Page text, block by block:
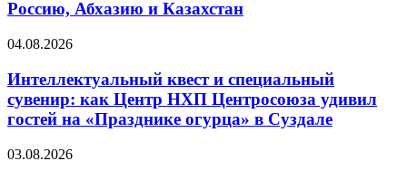
Россию, Абхазию и Казахстан
04.08.2026
Интеллектуальный квест и специальный
сувенир: как Центр НХП Центросоюза удивил
гостей на «Празднике огурца» в Суздале
03.08.2026